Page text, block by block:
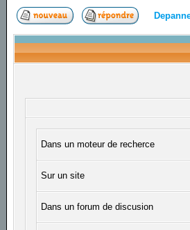
Dans un moteur de recherce
Sur un site
Dans un forum de discusion